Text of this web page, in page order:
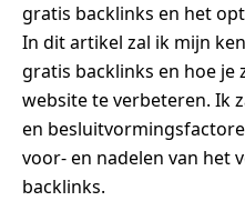
gratis backlinks en het
In dit artikel zal ik mijn
gratis backlinks en hoe je
website te verbeteren. Ik
en
voor- en nadelen van het
backlinks.